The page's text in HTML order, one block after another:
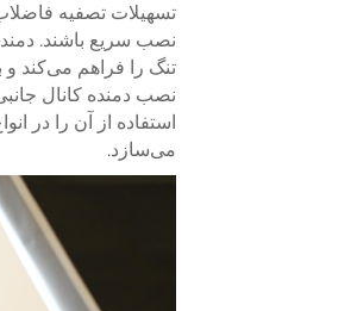
تسهیلات تصفیه
تنگ را فراهم می‌کند
نصب دمنده کانال
استفاده از آن را در
می‌سازد.